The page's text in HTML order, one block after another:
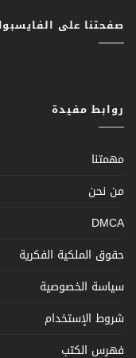
صفحتنا على
روابط مفيدة
مهمتنا
من نحن
DMCA
حقوق الملكية الفكرية
سياسة الخصوصية
شروط الإستخدام
فهرس الكتب